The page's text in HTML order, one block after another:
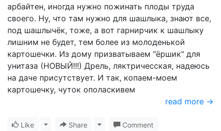
арбайтен, иногда нужно пожинать плоды труда
своего. Ну, что там нужно для шашлыка, знают все,
под шашлычёк, тоже, а вот гарнирчик к шашлыку
лишним не будет, тем более из молоденькой
картошечки. Из дому призватываем "ёршик" для
унитаза (НОВЫЙ!!!) Дрель, ляктричесская, надеюсь
на даче присутствует. И так, копаем-моем
картошечку, чуток ополаскивем
read more →
Like Toggle Dropdown
Share Toggle Dropdown
Comment